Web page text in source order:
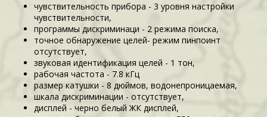
чувствительность прибора - 3 уровня настройки
чувствительности,
программы дискриминаци - 2 режима поиска,
точное обнаружение целей- режим пинпоинт
отсутствует,
звуковая идентификация целей - 1 тон,
рабочая частота - 7.8 кГц
размер катушки - 8 дюймов, водонепроницаемая,
шкала дискриминации - отсутствует,
дисплей - черно белый ЖК дисплей,